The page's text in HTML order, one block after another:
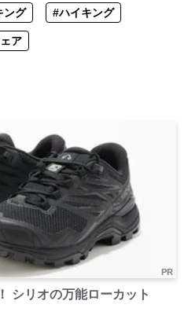
ング #ハイキング
ア
PR
シリオの万能ローカット